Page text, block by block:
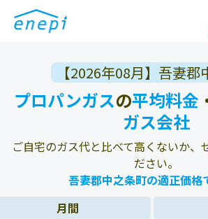
【2026年08月】吾妻郡
プロパンガスの平均料金
ガス会社
ご自宅のガス代と比べて高くないか、
ださい。
吾妻郡中之条町の適正価格
月間